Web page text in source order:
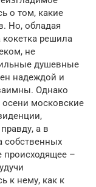
о том, какие
Но, обладая
решила
не
душевные
надеждой и
Однако
московские
а в
собственных
происходящее –
к нему, как к